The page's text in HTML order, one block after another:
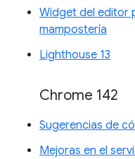
Widget del editor
mampostería
Lighthouse 13
Chrome 142
Sugerencias de
Mejoras en el